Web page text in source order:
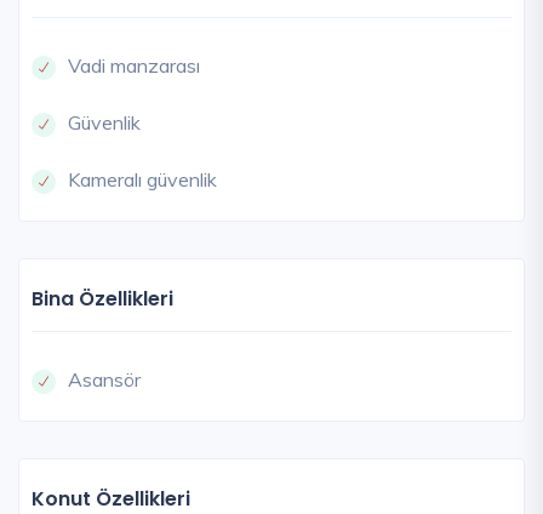
Vadi manzarası
Güvenlik
Kameralı güvenlik
Bina Özellikleri
Asansör
Konut Özellikleri